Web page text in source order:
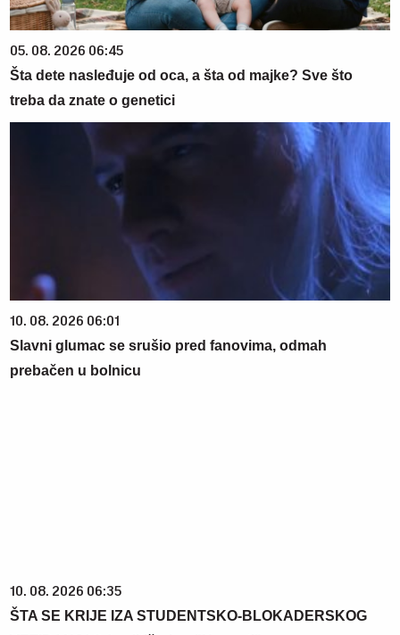
05. 08. 2026 06:45
Šta dete nasleđuje od oca, a šta od majke? Sve što
treba da znate o genetici
10. 08. 2026 06:01
Slavni glumac se srušio pred fanovima, odmah
prebačen u bolnicu
10. 08. 2026 06:35
ŠTA SE KRIJE IZA STUDENTSKO-BLOKADERSKOG